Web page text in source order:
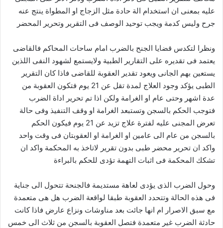
عليه بمعنى ان استخدام الة حادة مثل الزجاج او المطواة ينتج عنه
جرح وليس كدمة ويجب توحيد الوصف فى التقرير وتحرير المحضر
ونظرا لتكدس قضايا الجنح بالضرب امام ساحات المحاكم فالقاضى
يعتمد فى تقديره على التقارير الطبية ولايستمع لشهود النفى اللذين
يستعين بهم الجانى ويعود تقدير العقوبة للقاضى فاذا كان التقرير
الطبى يؤكد وجود العلاج لمدة تقل عن 21 يوم فتكون العقوبة من
عدة اشهر وحتى عام او الغرامة ولكن اذا تم تحرير اداة الضرب
فتوجب الحكم بالسجن وتستبعد الغرامة او وقف التنفيذ وفى حالة
تعرض المجنى عليه لفترة علاج تزيد عن 21 يوم فيكون الحكم
بالسجن من عام الى عامين او الغرامة او العقوبتان فى وقت واحد
واكد ان تحرير محضر طبى بدون تقرير لاتاخذ به المحكمة واكد ان
تشكك المحكمة فى اثبات التهمة تؤدى للحكم بالبراءة
وحول الضرب الذى يؤدى لعاهة مستديمة فالجنحة تتحول الى جناية
فى هذه الحالة وتتحدد العقوبة طبقا لواقعة الضرب هل هى متعمدة
مع سبق الاصرار ام انها جائت بعد مناوشات ونزاع عارض فاذا كانت
حادثة الضرب غير متعمدة فتصل العقوبة بالسجن من ثلاث الى خمس